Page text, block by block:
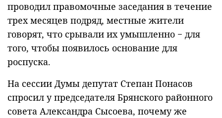
проводил правомочные заседания в течение
трех месяцев подряд, местные жители
говорят, что срывали их умышленно − для
того, чтобы появилось основание для
роспуска.
На сессии Думы депутат Степан Понасов
спросил у председателя Брянского районного
совета Александра Сысоева, почему же